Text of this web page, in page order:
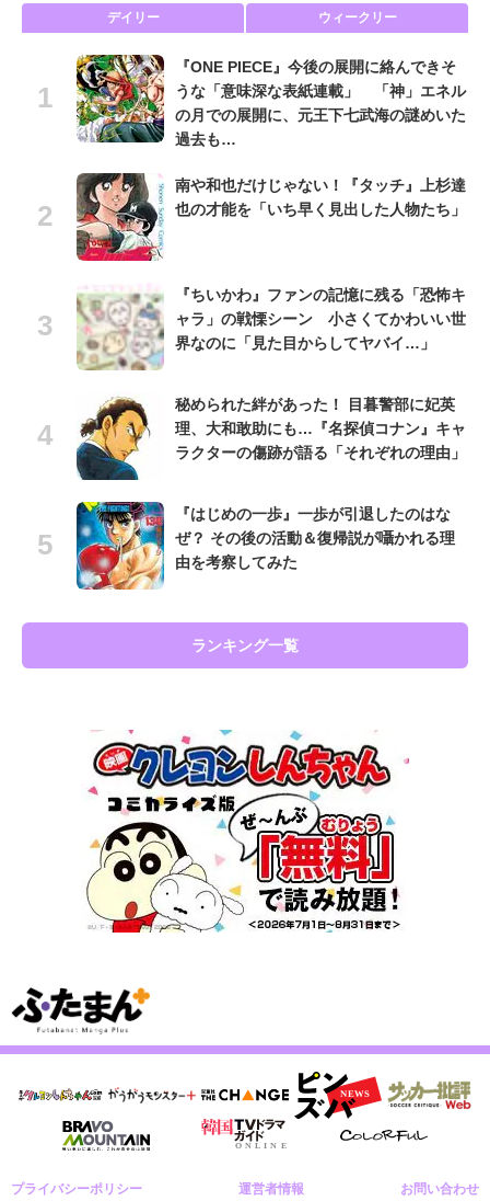
デイリー ウィークリー
『ONE PIECE』今後の展開に絡んできそ
うな「意味深な表紙連載」 「神」エネル
の月での展開に、元王下七武海の謎めいた
過去も…
南や和也だけじゃない！『タッチ』上杉達
也の才能を「いち早く見出した人物たち」
『ちいかわ』ファンの記憶に残る「恐怖キ
ャラ」の戦慄シーン 小さくてかわいい世
界なのに「見た目からしてヤバイ…」
秘められた絆があった！ 目暮警部に妃英
理、大和敢助にも…『名探偵コナン』キャ
ラクターの傷跡が語る「それぞれの理由」
『はじめの一歩』一歩が引退したのはな
ぜ？ その後の活動＆復帰説が囁かれる理
由を考察してみた
ランキング一覧
プライバシーポリシー 運営者情報 お問い合わせ